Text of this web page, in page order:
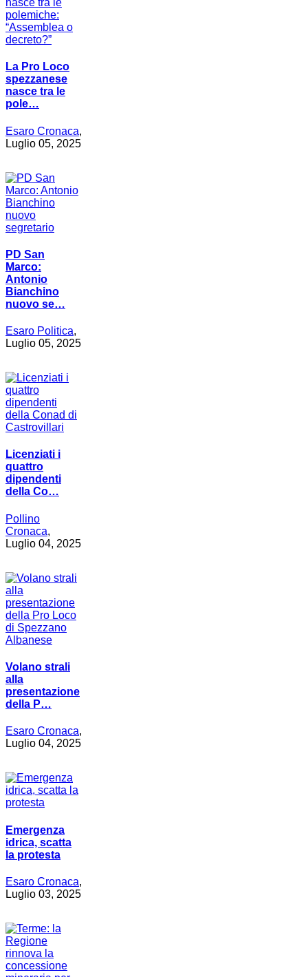
La Pro Loco
spezzanese
nasce tra le
pole…
Esaro Cronaca,
Luglio 05, 2025
PD San
Marco:
Antonio
Bianchino
nuovo se…
Esaro Politica,
Luglio 05, 2025
Licenziati i
quattro
dipendenti
della Co…
Pollino
Cronaca,
Luglio 04, 2025
Volano strali
alla
presentazione
della P…
Esaro Cronaca,
Luglio 04, 2025
Emergenza
idrica, scatta
la protesta
Esaro Cronaca,
Luglio 03, 2025